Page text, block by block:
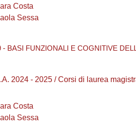
Costa
Sessa
- BASI FUNZIONALI E COGNITIVE
2024 - 2025 / Corsi di laurea
Costa
Sessa